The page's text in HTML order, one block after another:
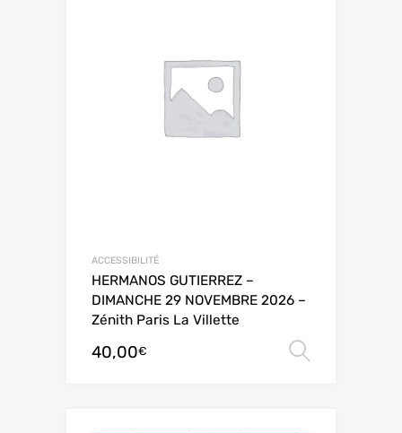
ACCESSIBILITÉ
HERMANOS GUTIERREZ –
DIMANCHE 29 NOVEMBRE 2026 –
Zénith Paris La Villette
40,00€